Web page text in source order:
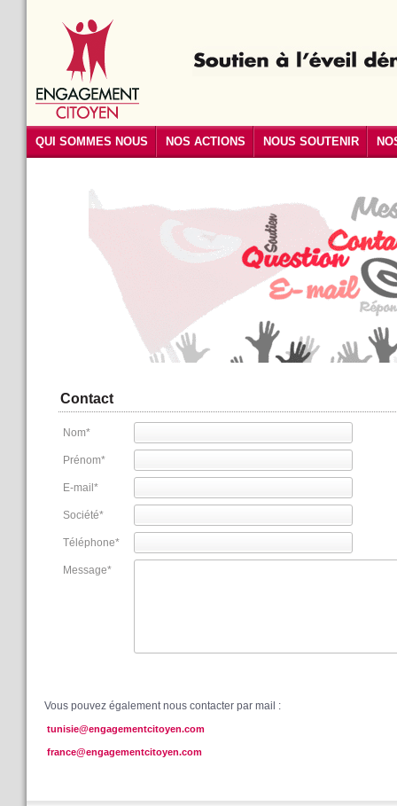
QUI SOMMES NOUS NOS ACTIONS NOUS SOUTENIR
Contact
Nom*
Prénom*
E-mail *
Société*
Téléphone*
Message*
Vous pouvez également nous contacter par mail :
tunisie@engagementcitoyen.com
france@engagementcitoyen.com